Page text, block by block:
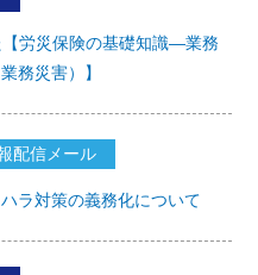
【労災保険の基礎知識―業務
務災害）】
配信メール
ラ対策の義務化について